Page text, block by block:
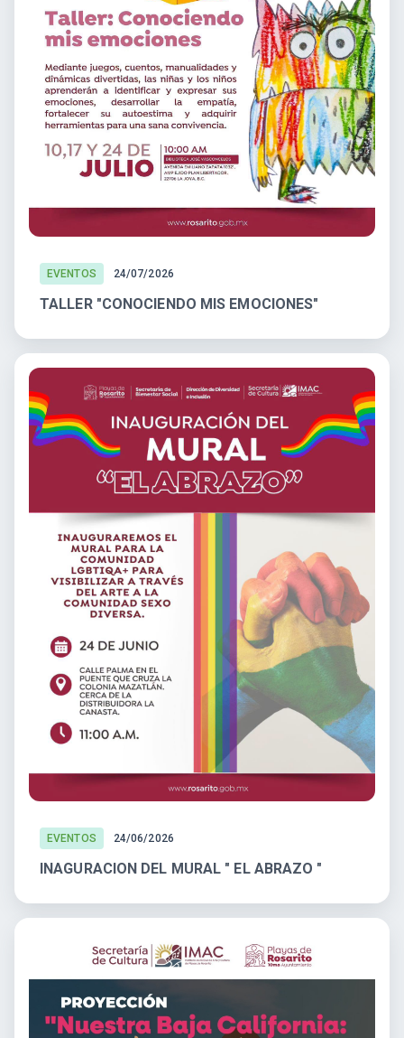
EVENTOS 24/07/2026
TALLER "CONOCIENDO MIS EMOCIONES"
EVENTOS 24/06/2026
INAGURACION DEL MURAL " EL ABRAZO "